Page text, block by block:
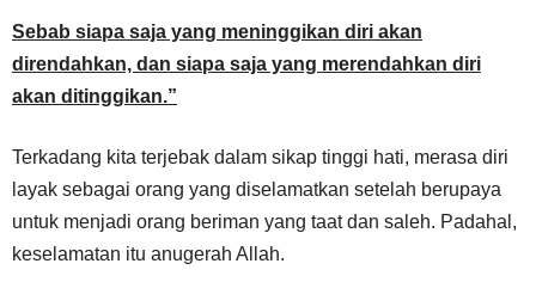
Sebab siapa saja yang meninggikan diri akan
direndahkan, dan siapa saja yang merendahkan diri
akan ditinggikan.”
Terkadang kita terjebak dalam sikap tinggi hati, merasa diri
layak sebagai orang yang diselamatkan setelah berupaya
untuk menjadi orang beriman yang taat dan saleh. Padahal,
keselamatan itu anugerah Allah.